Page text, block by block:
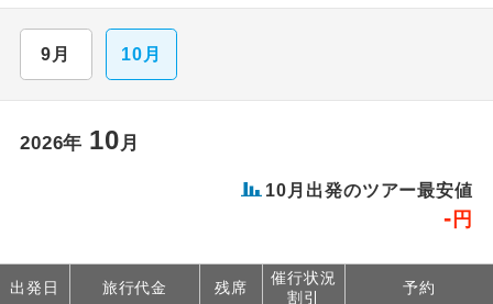
9月 10月
2026年 10月
10月出発のツアー最安値
- 円
出発日 旅行代金 残席
催行状況
割引
予約